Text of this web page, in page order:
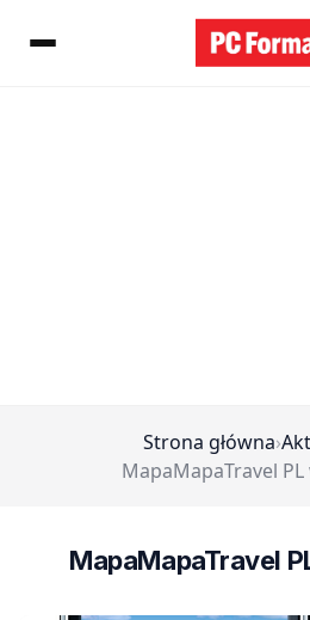
Strona główna›
MapaMapaTravel
MapaMapaTravel